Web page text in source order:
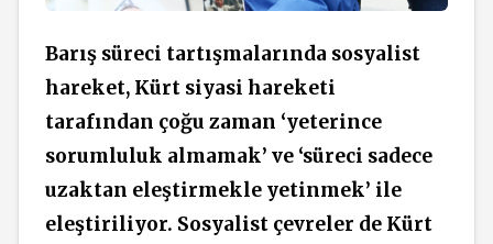
Barış süreci tartışmalarında sosyalist
hareket, Kürt siyasi hareketi
tarafından çoğu zaman ‘yeterince
sorumluluk almamak’ ve ‘süreci sadece
uzaktan eleştirmekle yetinmek’ ile
eleştiriliyor. Sosyalist çevreler de Kürt